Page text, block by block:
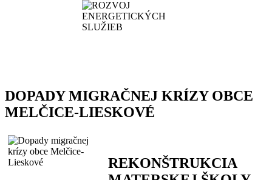
DOPADY MIGRAČNEJ KRÍZY OBCE
MELČICE-LIESKOVÉ
REKONŠTRUKCIA